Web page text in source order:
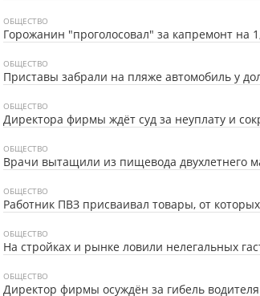
ОБЩЕСТВО
Горожанин "проголосовал" за капремонт на
ОБЩЕСТВО
Приставы забрали на пляже автомобиль у
ОБЩЕСТВО
Директора фирмы ждёт суд за неуплату и
ОБЩЕСТВО
Врачи вытащили из пищевода двухлетнего
ОБЩЕСТВО
Работник ПВЗ присваивал товары, от
ОБЩЕСТВО
На стройках и рынке ловили нелегальных
ОБЩЕСТВО
Директор фирмы осуждён за гибель